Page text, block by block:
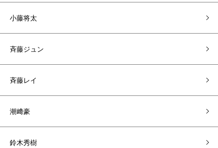
小藤将太
斉藤ジュン
斉藤レイ
潮﨑豪
鈴木秀樹